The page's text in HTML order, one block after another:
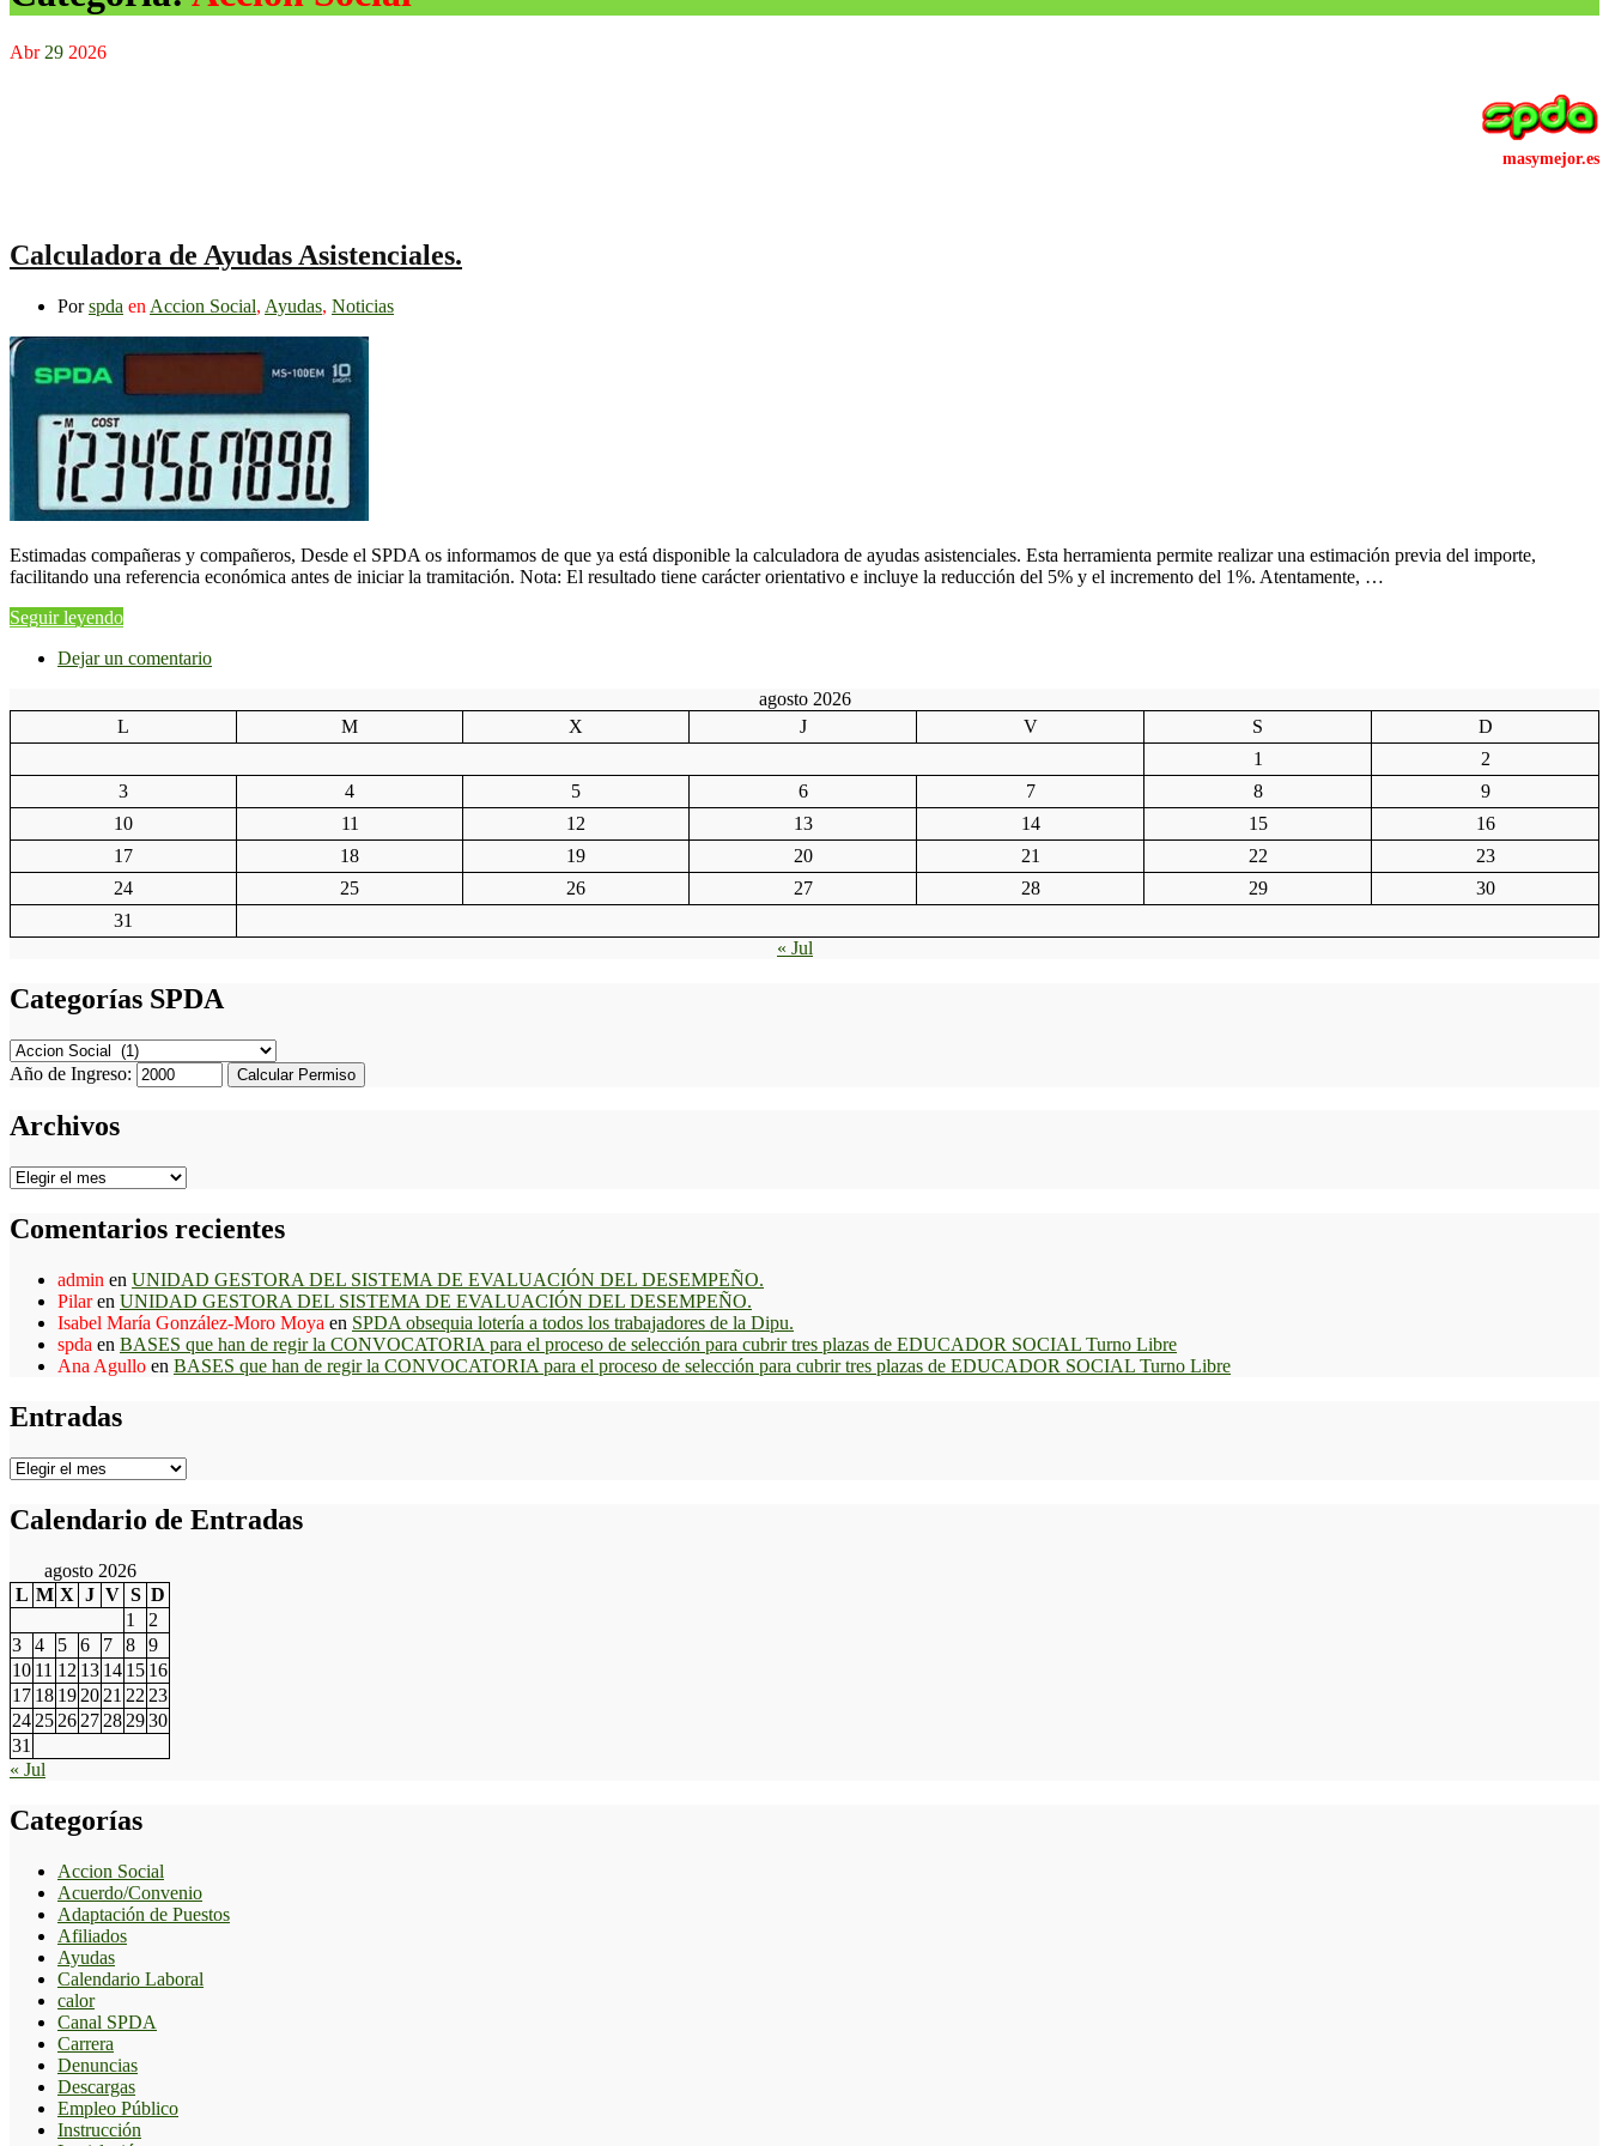
Abr 29 2026
Calculadora de Ayudas Asistenciales.
Porspda en Accion Social, Ayudas, Noticias
Estimadas compañeras y compañeros, Desde el SPDA os informamos de que ya está disponible la calculadora de ayudas asistenciales. Esta herramienta permite realizar una estimación previa del importe,
facilitando una referencia económica antes de iniciar la tramitación. Nota: El resultado tiene carácter orientativo e incluye la reducción del 5% y el incremento del 1%. Atentamente, …
Seguir leyendo
Dejar un comentario
agosto 2026
L
M X J V S
D
1
2
3
4 5 6 7 8
9
10
11 12 13 14 15
16
17
18 19 20 21 22
23
24
25 26 27 28 29
30
31
« Jul
Categorías SPDA
Categorías
SPDA
Año de Ingreso: Calcular Permiso
Archivos
Archivos
Comentarios recientes
admin en UNIDAD GESTORA DEL SISTEMA DE EVALUACIÓN DEL DESEMPEÑO.
Pilaren UNIDAD GESTORA DEL SISTEMA DE EVALUACIÓN DEL DESEMPEÑO.
Isabel María González-Moro Moya en SPDA obsequia lotería a todos los trabajadores de la Dipu.
spda en BASES que han de regir la CONVOCATORIA para el proceso de selección para cubrir tres plazas de EDUCADOR SOCIAL Turno Libre
Ana Agullo en BASES que han de regir la CONVOCATORIA para el proceso de selección para cubrir tres plazas de EDUCADOR SOCIAL Turno Libre
Entradas
Entradas
Calendario de Entradas
agosto 2026
L M X J V S D
1
2
3
4 5 6 7 8
9
10 11 12 13 14 15 16
17 18 19 20 21 22 23
24 25 26 27 28 2930
31
« Jul
Categorías
Accion Social
Acuerdo/Convenio
Adaptación de Puestos
Afiliados
Ayudas
Calendario Laboral
calor
Canal SPDA
Carrera
Denuncias
Descargas
Empleo Público
Instrucción